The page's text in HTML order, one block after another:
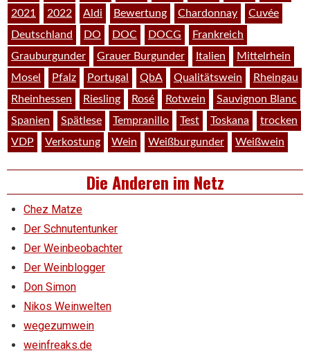
2021
2022 Aldi Bewertung Chardonnay
Cuvée
Deutschland
DO DOC DOCG
Frankreich
Grauburgunder
Grauer Burgunder Italien
Mittelrhein
Mosel
Pfalz Portugal QbA Qualitätswein
Rheingau
Rheinhessen
Riesling Rosé Rotwein
Sauvignon Blanc
Spanien
Spätlese Tempranillo Test Toskana
trocken
VDP
Verkostung Wein Weißburgunder Weißwein
Die Anderen im Netz
Chez Matze
Der Schnutentunker
Der Weinbeobachter
Der Weinblogger
Don Simon
Nikos Weinwelten
wegezumwein
weinfreaks.de